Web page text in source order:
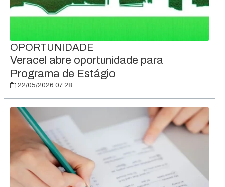
OPORTUNIDADE
Veracel abre oportunidade para
Programa de Estágio
22/05/2026 07:28